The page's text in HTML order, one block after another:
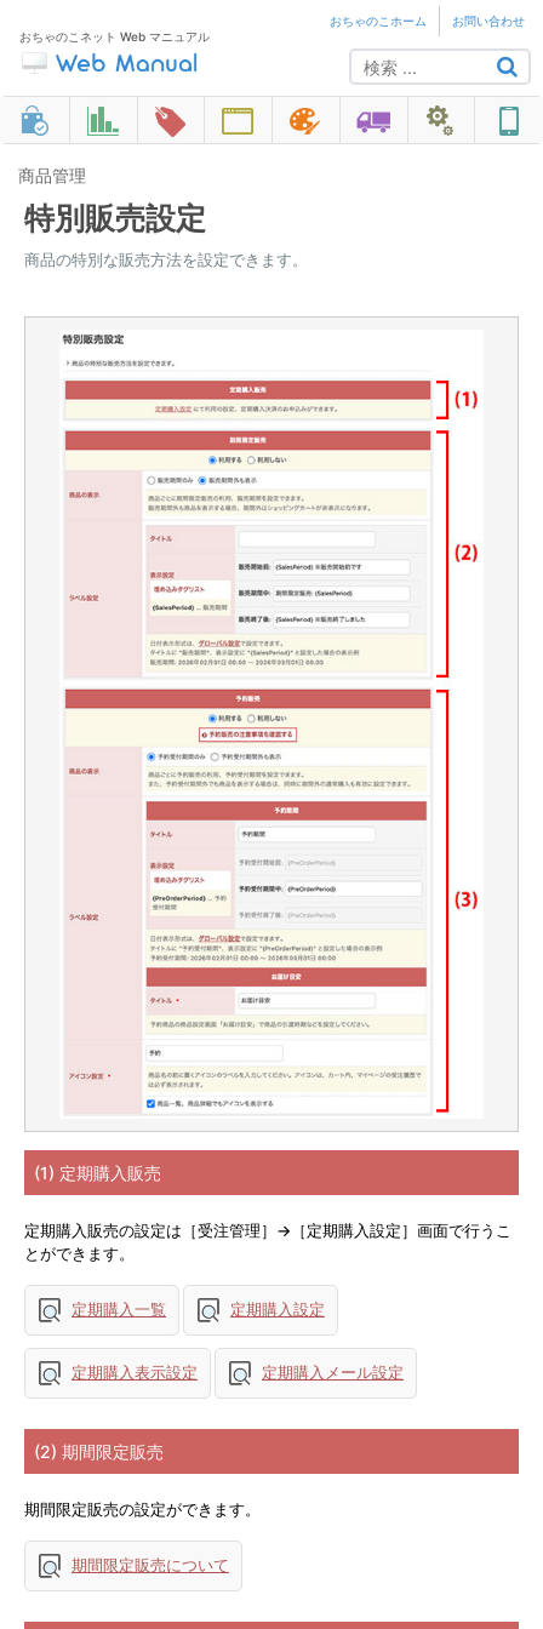
おちゃのこネット Web マニュアル
おちゃのこホーム お問い合わせ
商品管理
特別販売設定
商品の特別な販売方法を設定できます。
(1) 定期購入販売
定期購入販売の設定は［受注管理］→［定期購入設定］画面で行うこ
とができます。
定期購入一覧 定期購入設定
定期購入表示設定 定期購入メール設定
(2) 期間限定販売
期間限定販売の設定ができます。
期間限定販売について